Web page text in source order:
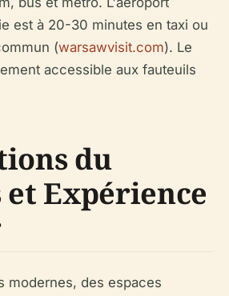
est à 20-30 minutes en taxi ou
(warsawvisit.com). Le
accessible aux fauteuils
du
et Expérience
modernes, des espaces